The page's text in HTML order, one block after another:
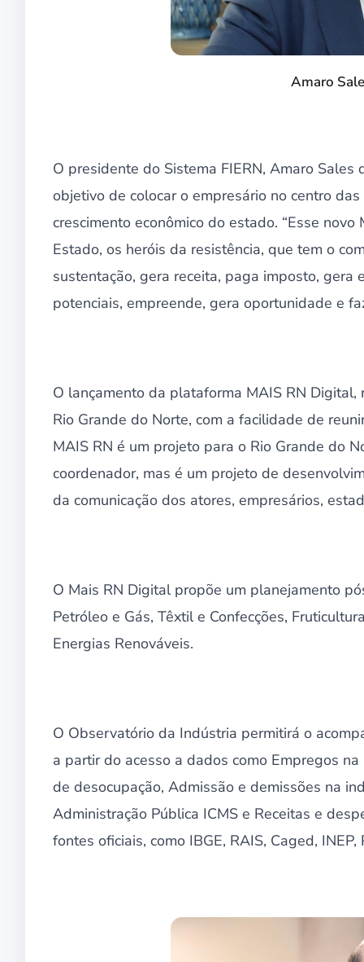
Amaro
O presidente do Sistema FIERN, Amaro
objetivo de colocar o empresário no centro
crescimento econômico do estado. “Esse
Estado, os heróis da resistência, que tem o
sustentação, gera receita, paga imposto, gera
potenciais, empreende, gera oportunidade e
O lançamento da plataforma MAIS RN
Rio Grande do Norte, com a facilidade de
MAIS RN é um projeto para o Rio Grande do
coordenador, mas é um projeto de
da comunicação dos atores, empresários,
O Mais RN Digital propõe um planejamento
Petróleo e Gás, Têxtil e Confecções,
Energias Renováveis.
O Observatório da Indústria permitirá o
a partir do acesso a dados como Empregos
de desocupação, Admissão e demissões na
Administração Pública ICMS e Receitas e
fontes oficiais, como IBGE, RAIS, Caged,